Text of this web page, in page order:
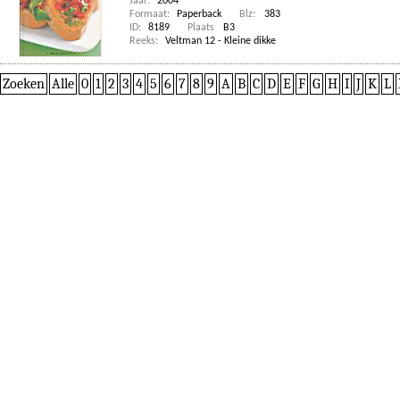
Formaat:
Paperback Blz:
383
ID:
8189 Plaats
B3
Reeks:
Veltman 12 - Kleine dikke
Zoeken Alle 0 1 2 3 4 5 6 7 8 9 A B C D E F G H I J K L